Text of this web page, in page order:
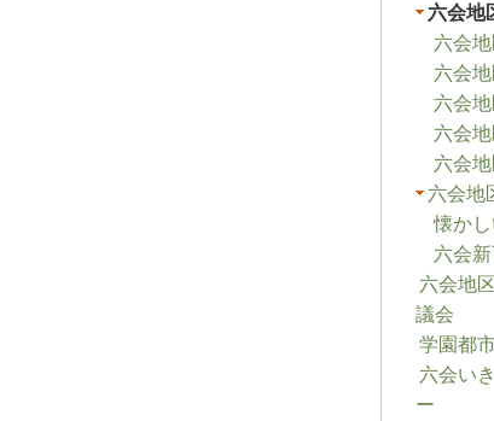
六会地
六会
六会
六会
六会
六会
六会地
懐か
六会
六会地
議会
学園都
六会い
ー